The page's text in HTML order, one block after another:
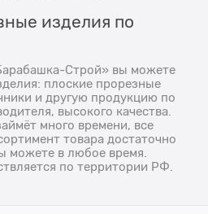
изделия по
Строй» вы можете
плоские прорезные
и другую продукцию по
высокого качества.
много времени, все
товара достаточно
можете в любое время.
по территории РФ.